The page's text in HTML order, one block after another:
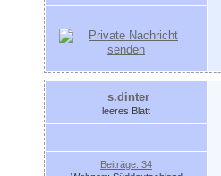
s.dinter
leeres Blatt
Beiträge: 34